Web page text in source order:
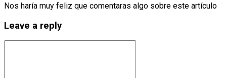
Nos haría muy feliz que comentaras algo sobre este artículo
Leave a reply